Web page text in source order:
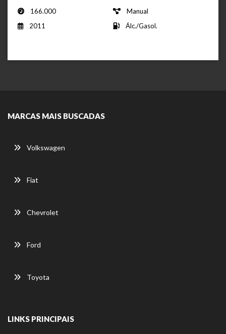
166.000
Manual
2011
Álc./Gasol.
MARCAS MAIS BUSCADAS
Volkswagen
Fiat
Chevrolet
Ford
Toyota
LINKS PRINCIPAIS